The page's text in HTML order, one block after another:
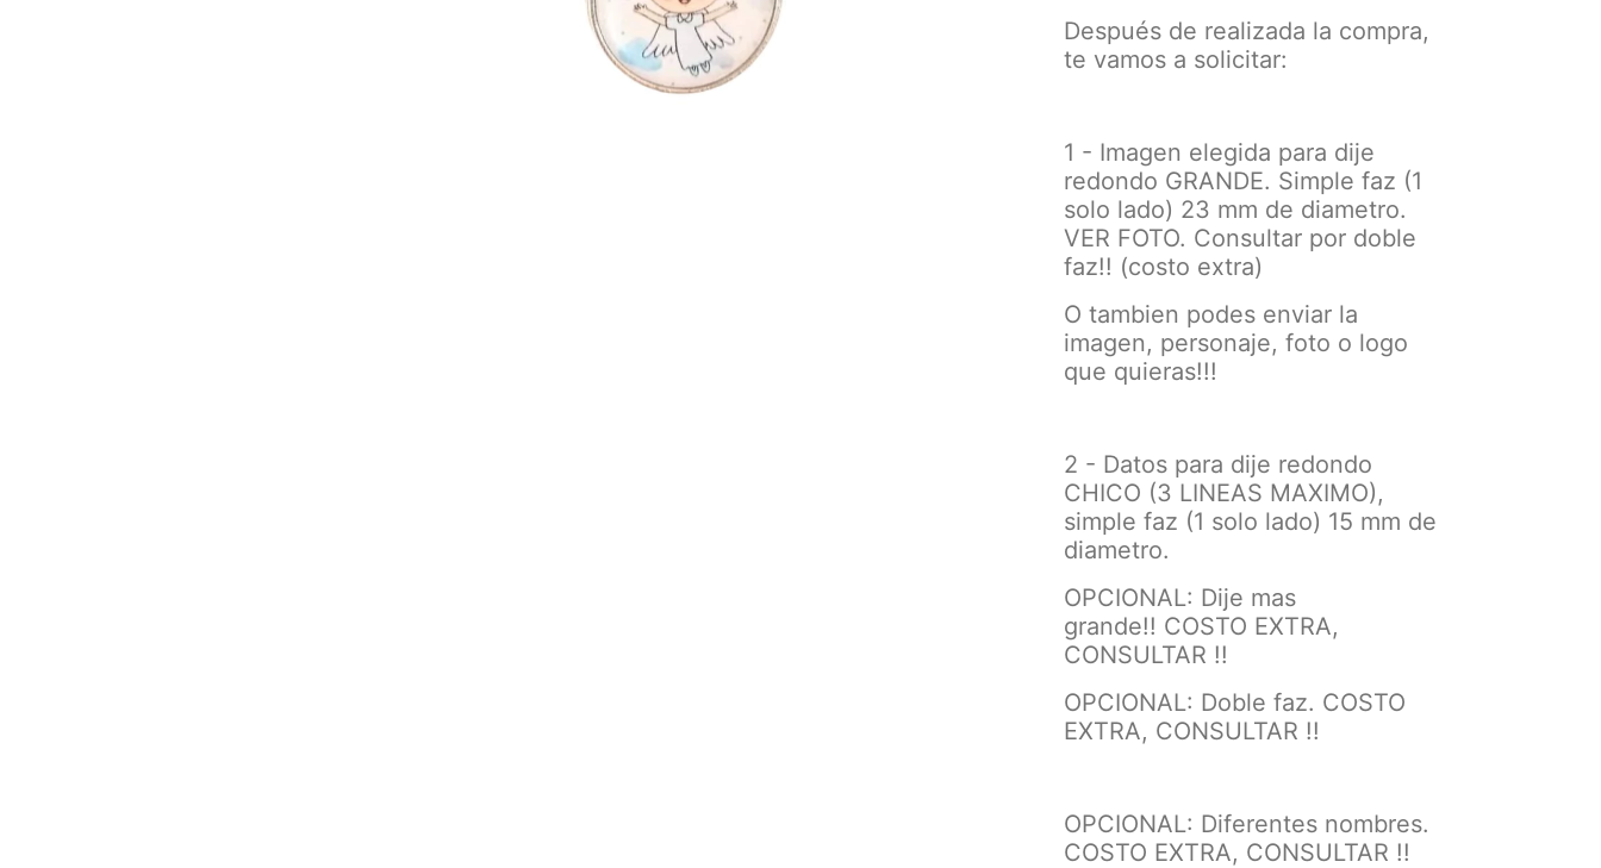
Después de realizada la compra,
te vamos a solicitar:
1 - Imagen elegida para dije
redondo GRANDE. Simple faz (1
solo lado) 23 mm de diametro.
VER FOTO. Consultar por doble
faz!! (costo extra)
O tambien podes enviar la
imagen, personaje, foto o logo
que quieras!!!
2 - Datos para dije redondo
CHICO (3 LINEAS MAXIMO),
simple faz (1 solo lado) 15 mm de
diametro.
OPCIONAL: Dije mas
grande!! COSTO EXTRA,
CONSULTAR !!
OPCIONAL: Doble faz. COSTO
EXTRA, CONSULTAR !!
OPCIONAL: Diferentes nombres.
COSTO EXTRA, CONSULTAR !!